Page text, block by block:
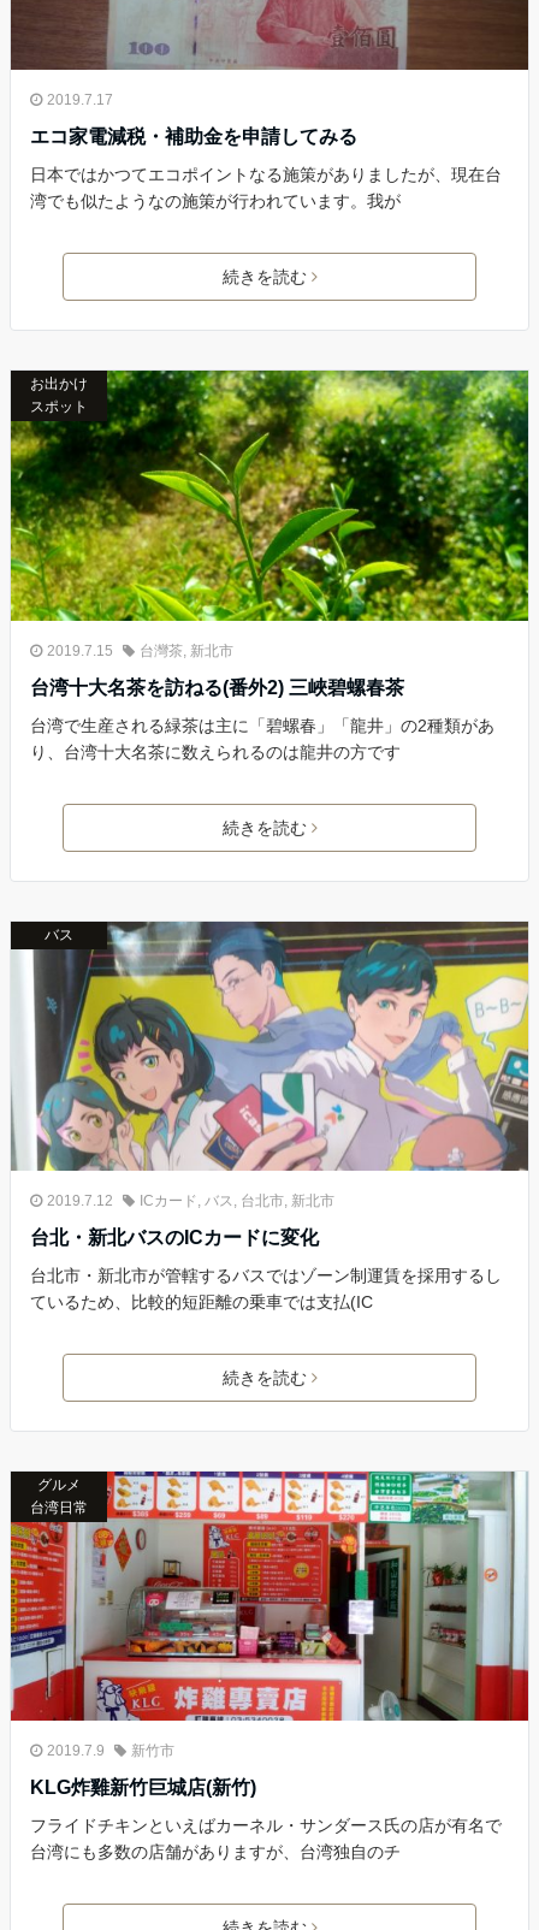
2019.7.17
エコ家電減税・補助金を申請してみる
日本ではかつてエコポイントなる施策がありましたが、現在台
湾でも似たようなの施策が行われています。我が
続きを読む
お出かけ
スポット
2019.7.15 台灣茶 新北市
台湾十大名茶を訪ねる(番外2) 三峽碧螺春茶
台湾で生産される緑茶は主に「碧螺春」「龍井」の2種類があ
り、台湾十大名茶に数えられるのは龍井の方です
続きを読む
バス
2019.7.12 ICカード バス 台北市 新北市
台北・新北バスのICカードに変化
台北市・新北市が管轄するバスではゾーン制運賃を採用するし
ているため、比較的短距離の乗車では支払(IC
続きを読む
グルメ
台湾日常
2019.7.9 新竹市
KLG炸雞新竹巨城店(新竹)
フライドチキンといえばカーネル・サンダース氏の店が有名で
台湾にも多数の店舗がありますが、台湾独自のチ